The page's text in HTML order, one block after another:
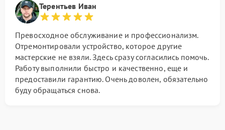
Терентьев Иван
Превосходное обслуживание и профессионализм.
Отремонтировали устройство, которое другие
мастерские не взяли. Здесь сразу согласились помочь.
Работу выполнили быстро и качественно, еще и
предоставили гарантию. Очень доволен, обязательно
буду обращаться снова.